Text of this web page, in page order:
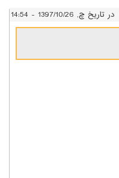
در تاریخ چ, 1397/10/26 - 14:54